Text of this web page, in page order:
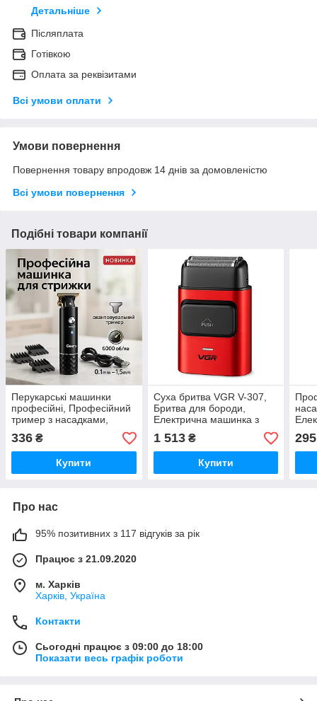
Детальніше
Післяплата
Готівкою
Оплата за реквізитами
Всі умови оплати
Умови повернення
Повернення товару впродовж 14 днів за домовленістю
Всі умови повернення
Подібні товари компанії
Перукарські машинки
професійні, Професійний
тример з насадками,
Машинка для стрижки
посіченого волосся VP-93
336 ₴
Купити
Суха бритва VGR V-307,
Бритва для бороди,
Електрична машинка з
насадкою для бороди KP-
23
1 513₴
Купити
295
Про нас
95% позитивних з 117 відгуків за рік
Працює з 21.09.2020
м. Харків
Харків, Україна
Контакти
Сьогодні працює з 09:00 до 18:00
Показати весь графік роботи